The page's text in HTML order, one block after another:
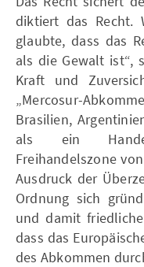
diktiert das Recht.
glaubte, dass das
als die Gewalt ist“,
Kraft und
„Mercosur-
Brasilien,
als ein
Freihandelszone
Ausdruck der
Ordnung sich
und damit
dass das
des Abkommen